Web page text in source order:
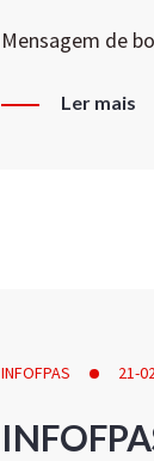
Mensagem de
Ler mais
INFOFPAS 21-